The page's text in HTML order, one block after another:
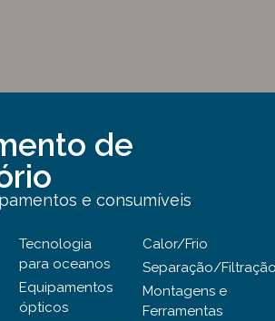
de
e consumíveis
Tecnologia
para oceanos
Equipamentos
ópticos
Calor/Frio
Separação/
Montagens e
Ferramentas